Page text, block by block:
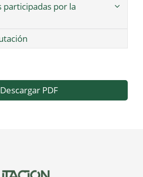
participadas por la
Descargar PDF